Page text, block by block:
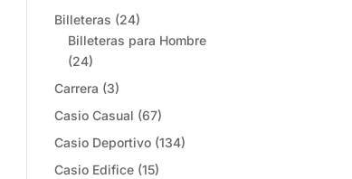
Billeteras (24)
Billeteras para Hombre
(24)
Carrera (3)
Casio Casual (67)
Casio Deportivo (134)
Casio Edifice (15)